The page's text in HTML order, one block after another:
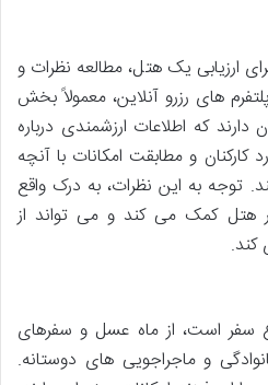
ارزیابی یک هتل، مطالعه نظرات و
های رزرو آنلاین، معمولاً بخش
که اطلاعات ارزشمندی درباره
کارکنان و مطابقت امکانات با آنچه
توجه به این نظرات، به درک واقع
هتل کمک می کند و می تواند از
کند.
سفر است، از ماه عسل و سفرهای
و ماجراجویی های دوستانه.